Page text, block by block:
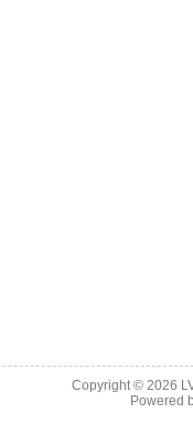
Copyright © 2026
Powered